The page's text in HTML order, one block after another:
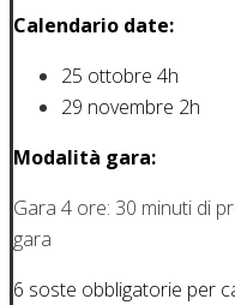
Calendario date:
25 ottobre 4h
29 novembre 2h
Modalità gara:
Gara 4 ore: 30 minuti di
gara
6 soste obbligatorie per